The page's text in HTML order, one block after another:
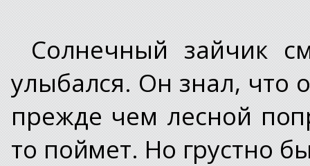
Солнечный зайчик
улыбался. Он знал, что
прежде чем лесной
то поймет. Но грустно